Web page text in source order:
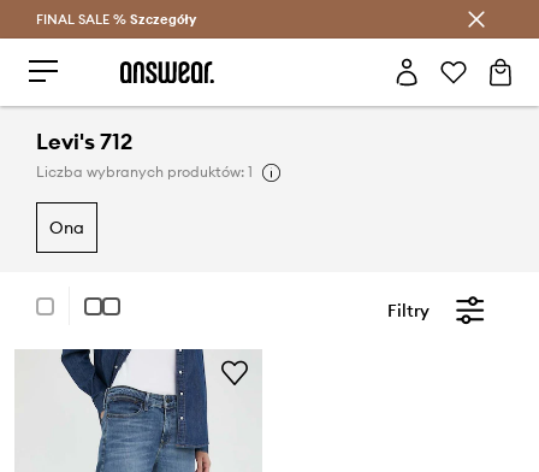
Oszczędzaj z Answear Club >
FINAL SALE % Szczegóły
Levi's 712
Liczba wybranych produktów: 1
ona
Filtry